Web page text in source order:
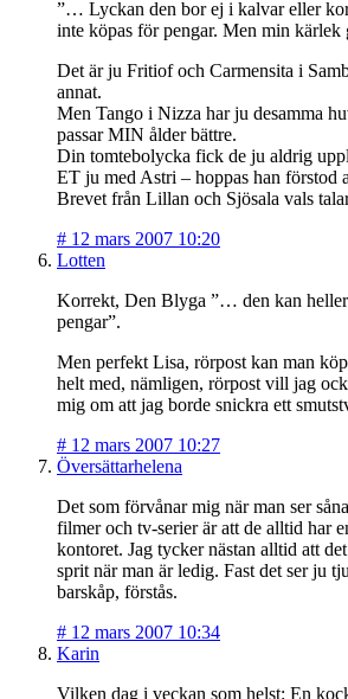
”… Lyckan den bor ej i kalvar eller
inte köpas för pengar. Men min
Det är ju Fritiof och Carmensita i
annat.
Men Tango i Nizza har ju desamma
passar MIN ålder bättre.
Din tomtebolycka fick de ju aldrig
ET ju med Astri – hoppas han förstod
Brevet från Lillan och Sjösala vals
# 12 mars 2007 10:20
Lotten
Korrekt, Den Blyga ”… den kan
pengar”.
Men perfekt Lisa, rörpost kan man
helt med, nämligen, rörpost vill jag
mig om att jag borde snickra ett
# 12 mars 2007 10:27
Översättarhelena
Det som förvånar mig när man ser
filmer och tv-serier är att de alltid har
kontoret. Jag tycker nästan alltid att
sprit när man är ledig. Fast det ser ju
barskåp, förstås.
# 12 mars 2007 10:34
Karin
Vilken dag i veckan som helst: En